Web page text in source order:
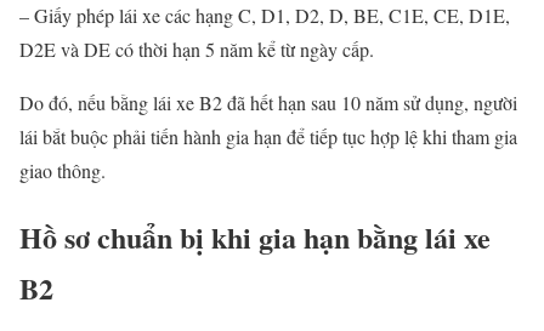
– Giấy phép lái xe các hạng C, D1, D2, D, BE, C1E, CE, D1E,
D2E và DE có thời hạn 5 năm kể từ ngày cấp.
Do đó, nếu bằng lái xe B2 đã hết hạn sau 10 năm sử dụng, người
lái bắt buộc phải tiến hành gia hạn để tiếp tục hợp lệ khi tham gia
giao thông.
Hồ sơ chuẩn bị khi gia hạn bằng lái xe
B2